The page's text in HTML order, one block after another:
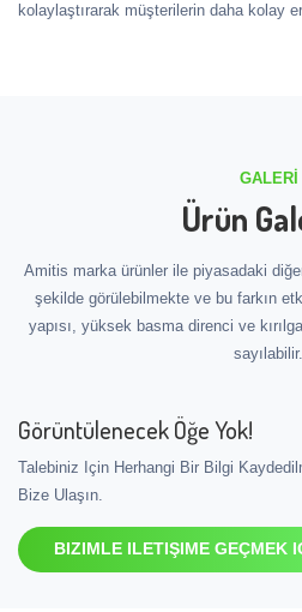
kolaylaştırarak müşterilerin daha kolay
GALERI
Ürün
Amitis marka ürünler ile piyasadaki
şekilde görülebilmekte ve bu farkın
yapısı, yüksek basma direnci ve
sayılabilir.
Görüntülenecek Öğe Yok!
Talebiniz Için Herhangi Bir Bilgi
Bize Ulaşın.
BIZIMLE ILETIŞIME GEÇMEK